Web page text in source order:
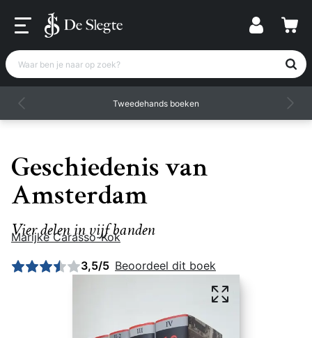
Waar ben je naar op zoek?
Tweedehands boeken
Geschiedenis van
Amsterdam
Vier delen in vijf banden
Marijke Carasso-Kok
Gemiddelde beoordeling: 3,5 uit 5
3,5/5 Beoordeel dit boek